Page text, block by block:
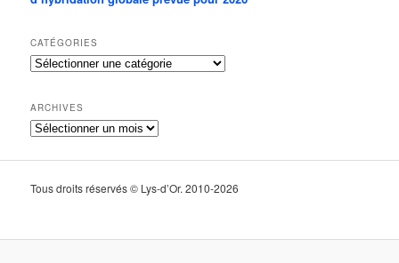
CATÉGORIES
Catégories
ARCHIVES
Archives
Tous droits réservés © Lys-d’Or. 2010-2026